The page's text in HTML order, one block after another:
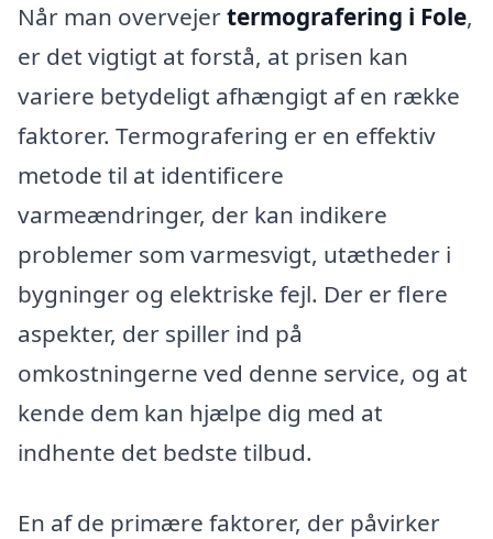
Når man overvejertermografering i Fole,
er det vigtigt at forstå, at prisen kan
variere betydeligt afhængigt af en række
faktorer. Termografering er en effektiv
metode til at identificere
varmeændringer, der kan indikere
problemer som varmesvigt, utætheder i
bygninger og elektriske fejl. Der er flere
aspekter, der spiller ind på
omkostningerne ved denne service, og at
kende dem kan hjælpe dig med at
indhente det bedste tilbud.
En af de primære faktorer, der påvirker